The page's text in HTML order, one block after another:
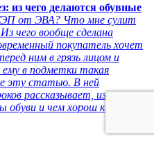
из чего делаются обувные
от ЭВА? Что мне сулит
чего вообще сделана
покупатель хочет
ним в грязь лицом и
в подметки такая
эту статью. В ней
рассказывает, из каких
обуви и чем хорош каждый